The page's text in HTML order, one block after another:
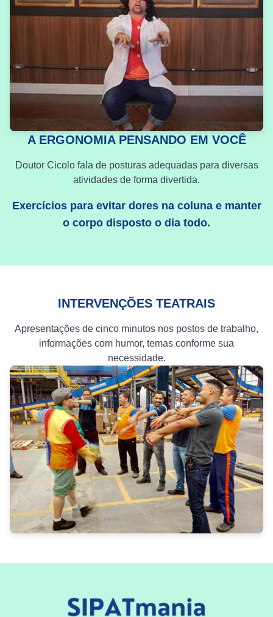
A ERGONOMIA PENSANDO EM VOCÊ
Doutor Cicolo fala de posturas adequadas para diversas
atividades de forma divertida.
Exercícios para evitar dores na coluna e manter
o corpo disposto o dia todo.
INTERVENÇÕES TEATRAIS
Apresentações de cinco minutos nos postos de trabalho,
informações com humor, temas conforme sua
necessidade.